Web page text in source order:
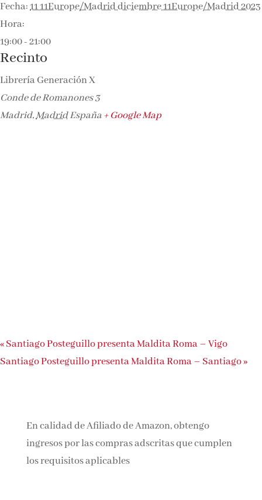
Fecha:11 11Europe/Madrid diciembre 11Europe/Madrid 2023
Hora:
19:00 - 21:00
Recinto
Librería Generación X
Conde de Romanones 3
Madrid,MadridEspaña + Google Map
«Santiago Posteguillo presenta Maldita Roma – Vigo
Santiago Posteguillo presenta Maldita Roma – Santiago»
En calidad de Afiliado de Amazon, obtengo
ingresos por las compras adscritas que cumplen
los requisitos aplicables